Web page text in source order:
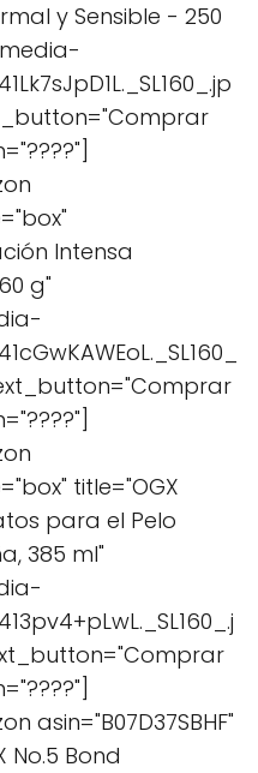
y Sensible - 250
Intensa
g"
title="OGX
para el Pelo
385 ml"
No.5 Bond